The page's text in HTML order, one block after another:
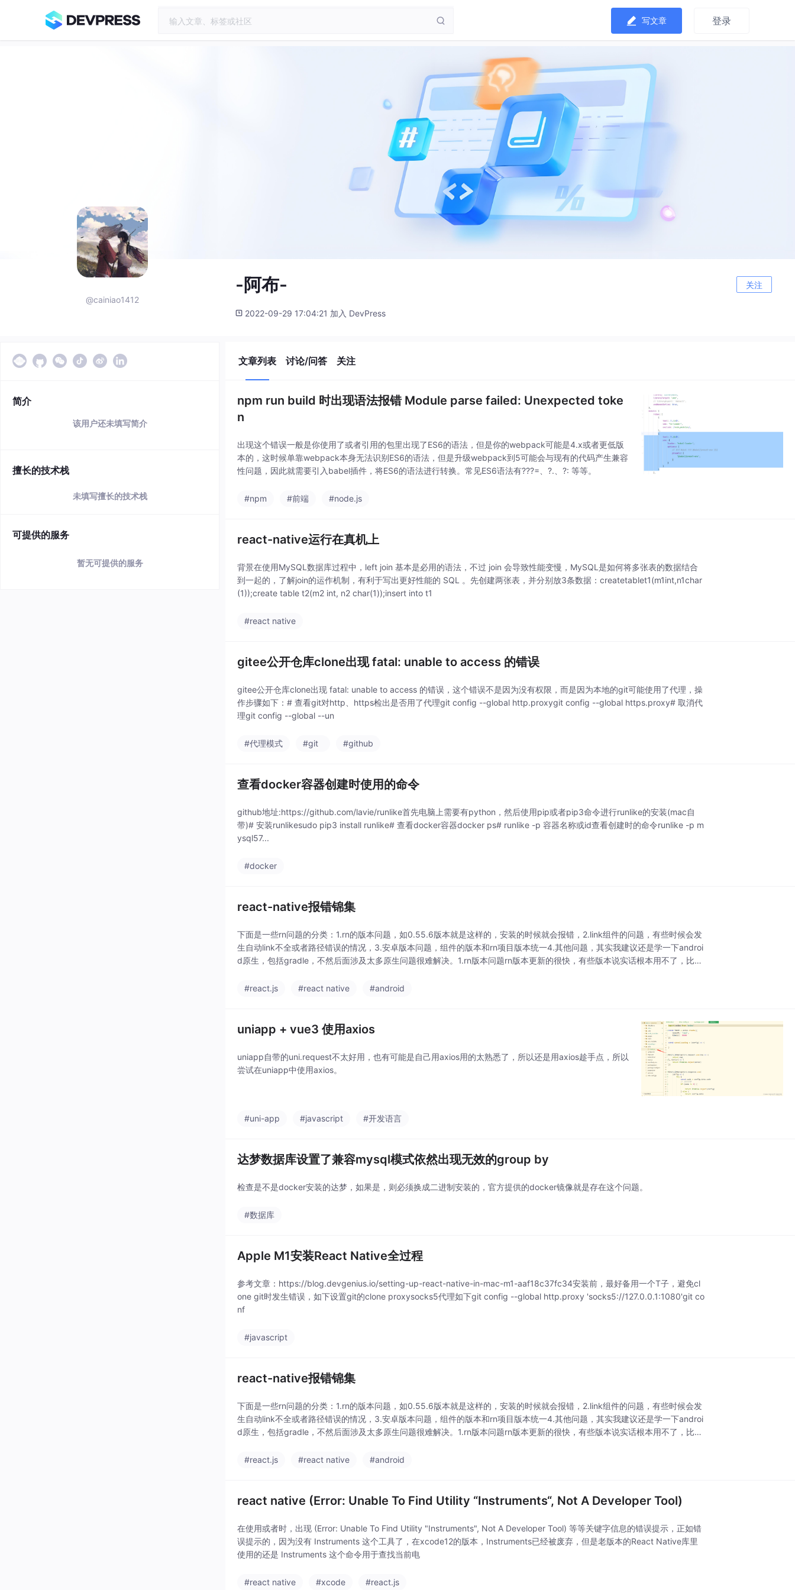
写文章 登录
@cainiao1412
-阿布- 关注
2022-09-29 17:04:21 加入 DevPress
简介
该用户还未填写简介
擅长的技术栈
未填写擅长的技术栈
可提供的服务
暂无可提供的服务
文章列表 讨论/问答 关注
npm run build 时出现语法报错 Module parse failed: Unexpected toke
n
出现这个错误一般是你使用了或者引用的包里出现了ES6的语法，但是你的webpack可能是4.x或者更低版
本的，这时候单靠webpack本身无法识别ES6的语法，但是升级webpack到5可能会与现有的代码产生兼容
性问题，因此就需要引入babel插件，将ES6的语法进行转换。常见ES6语法有???=、?.、?: 等等。
#npm #前端 #node.js
react-native运行在真机上
背景在使用MySQL数据库过程中，left join 基本是必用的语法，不过 join 会导致性能变慢，MySQL是如何将多张表的数据结合
到一起的，了解join的运作机制，有利于写出更好性能的 SQL 。先创建两张表，并分别放3条数据：createtablet1(m1int,n1char
(1));create table t2(m2 int, n2 char(1));insert into t1
#react native
gitee公开仓库clone出现 fatal: unable to access 的错误
gitee公开仓库clone出现 fatal: unable to access 的错误，这个错误不是因为没有权限，而是因为本地的git可能使用了代理，操
作步骤如下：# 查看git对http、https检出是否用了代理git config --global http.proxygit config --global https.proxy# 取消代
理git config --global --un
#代理模式 #git #github
查看docker容器创建时使用的命令
github地址:https://github.com/lavie/runlike首先电脑上需要有python，然后使用pip或者pip3命令进行runlike的安装(mac自
带)# 安装runlikesudo pip3 install runlike# 查看docker容器docker ps# runlike -p 容器名称或id查看创建时的命令runlike -p m
ysql57...
#docker
react-native报错锦集
下面是一些rn问题的分类：1.rn的版本问题，如0.55.6版本就是这样的，安装的时候就会报错，2.link组件的问题，有些时候会发
生自动link不全或者路径错误的情况，3.安卓版本问题，组件的版本和rn项目版本统一4.其他问题，其实我建议还是学一下androi
d原生，包括gradle，不然后面涉及太多原生问题很难解决。1.rn版本问题rn版本更新的很快，有些版本说实话根本用不了，比如
#react.js
#react native #android
uniapp + vue3 使用axios
uniapp自带的uni.request不太好用，也有可能是自己用axios用的太熟悉了，所以还是用axios趁手点，所以
尝试在uniapp中使用axios。
#uni-app #javascript #开发语言
达梦数据库设置了兼容mysql模式依然出现无效的group by
检查是不是docker安装的达梦，如果是，则必须换成二进制安装的，官方提供的docker镜像就是存在这个问题。
#数据库
Apple M1安装React Native全过程
参考文章：https://blog.devgenius.io/setting-up-react-native-in-mac-m1-aaf18c37fc34安装前，最好备用一个T子，避免cl
one git时发生错误，如下设置git的clone proxysocks5代理如下git config --global http.proxy 'socks5://127.0.0.1:1080'git co
nf
#javascript
react-native报错锦集
下面是一些rn问题的分类：1.rn的版本问题，如0.55.6版本就是这样的，安装的时候就会报错，2.link组件的问题，有些时候会发
生自动link不全或者路径错误的情况，3.安卓版本问题，组件的版本和rn项目版本统一4.其他问题，其实我建议还是学一下androi
d原生，包括gradle，不然后面涉及太多原生问题很难解决。1.rn版本问题rn版本更新的很快，有些版本说实话根本用不了，比如
#react.js
#react native #android
react native (Error: Unable To Find Utility “Instruments“, Not A Developer Tool)
在使用或者时，出现 (Error: Unable To Find Utility "Instruments", Not A Developer Tool) 等等关键字信息的错误提示，正如错
误提示的，因为没有 Instruments 这个工具了，在xcode12的版本，Instruments已经被废弃，但是老版本的React Native库里
使用的还是 Instruments 这个命令用于查找当前电
#react native #xcode #react.js